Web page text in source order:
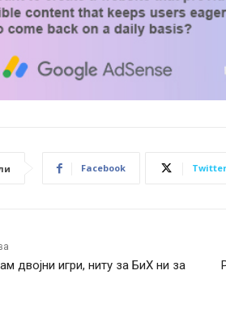
Facebook Twitter
двојни игри, ниту за БиХ ни за